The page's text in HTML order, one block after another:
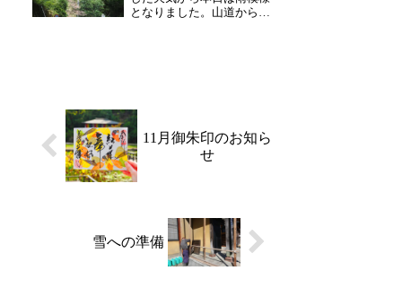
り...
となりました。山道から境
す。来月には、桜をモチー
11月御朱印のお知ら
せ
雪への準備